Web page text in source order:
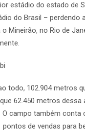
estádio do estado de
do Brasil – perdendo
Mineirão, no Rio de
todo, 102.904 metros
62.450 metros dessa
campo também conta
pontos de vendas para